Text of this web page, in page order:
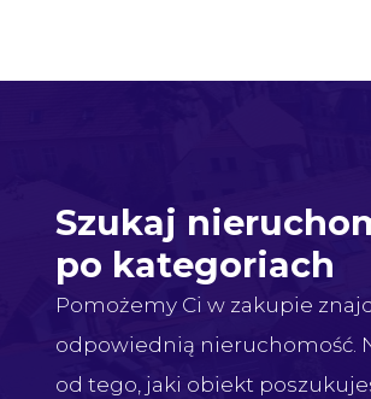
Szukaj
po kategoriach
Pomożemy Ci w zakupie
odpowiednią nieruchomość.
od tego, jaki obiekt